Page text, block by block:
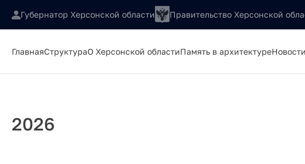
Губернатор Херсонской области Правительство Херсонской
ГлавнаяСтруктураО Херсонской областиПамять в архитектуреНовости
2026